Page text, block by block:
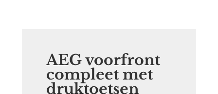
AEG voorfront
compleet met
druktoetsen